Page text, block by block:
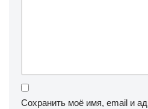
Сохранить моё имя, email и